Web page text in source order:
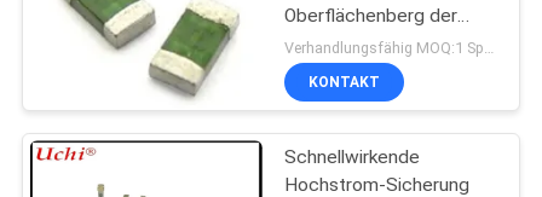
Oberflächenberg der
sicherungs-1206 schnell
fixiert
Verhandlungsfähig MOQ:1 Spule
KONTAKT
Schnellwirkende
Hochstrom-Sicherung